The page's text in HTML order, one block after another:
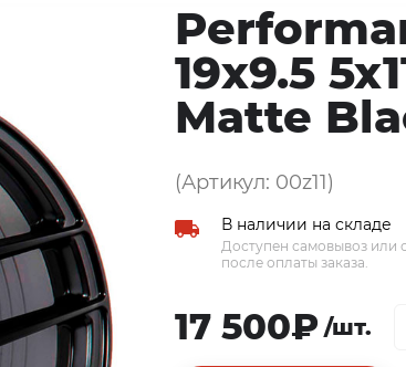
19x9.5
Matte
(Артикул: 00z11)
В наличии на складе
Доступен самовывоз или
после оплаты заказа.
17 500₽ /шт.